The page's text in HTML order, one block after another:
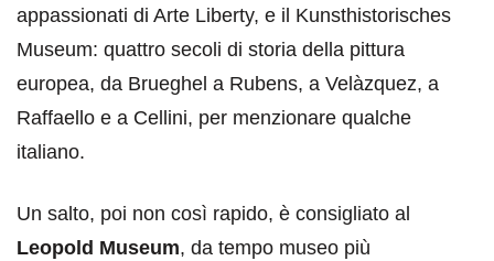
appassionati di Arte Liberty, e il Kunsthistorisches
Museum: quattro secoli di storia della pittura
europea, da Brueghel a Rubens, a Velàzquez, a
Raffaello e a Cellini, per menzionare qualche
italiano.
Un salto, poi non così rapido, è consigliato al
Leopold Museum, da tempo museo più